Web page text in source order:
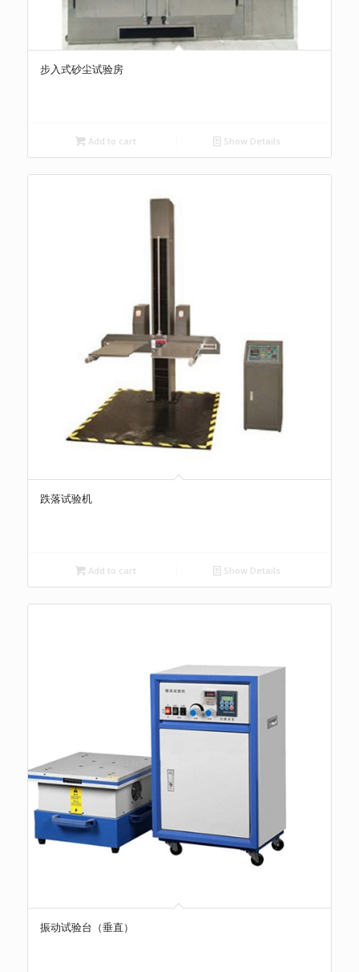
步入式砂尘试验房
Add to cart Show Details
跌落试验机
Add to cart Show Details
振动试验台（垂直）